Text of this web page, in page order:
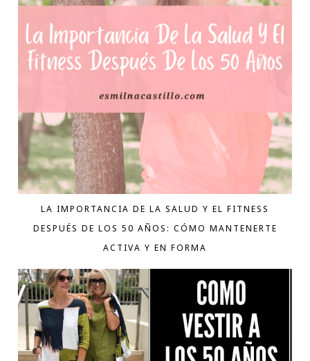
LA IMPORTANCIA DE LA SALUD Y EL FITNESS
DESPUÉS DE LOS 50 AÑOS: CÓMO MANTENERTE
ACTIVA Y EN FORMA